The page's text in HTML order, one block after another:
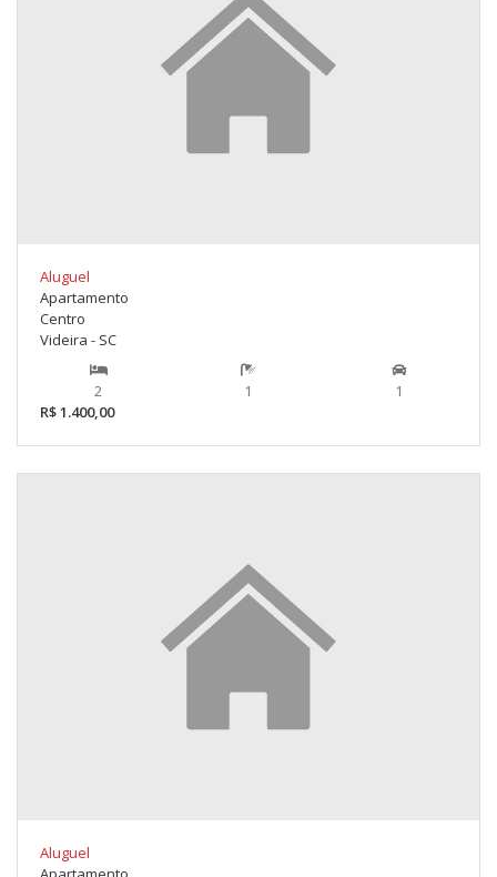
Aluguel
Apartamento
Centro
Videira - SC
2 1
1
R$ 1.400,00
Aluguel